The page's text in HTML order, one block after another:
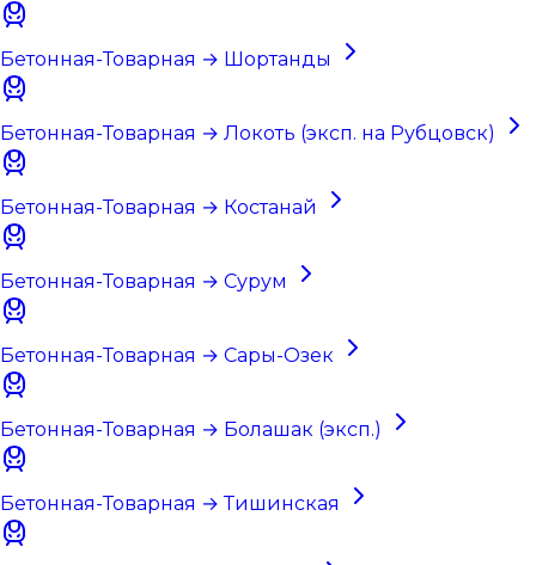
Бетонная-Товарная → Шортанды
Бетонная-Товарная → Локоть (эксп. на Рубцовск)
Бетонная-Товарная → Костанай
Бетонная-Товарная → Сурум
Бетонная-Товарная → Сары-Озек
Бетонная-Товарная → Болашак (эксп.)
Бетонная-Товарная → Тишинская